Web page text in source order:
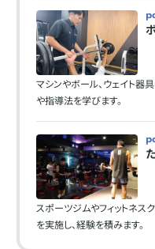
マシンやボール、ウェイト器
や指導法を学びます。
スポーツジムやフィットネス
を実施し、経験を積みます。